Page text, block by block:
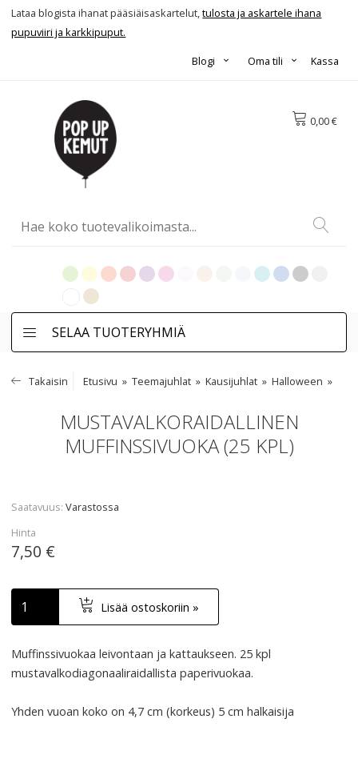
Lataa blogista ihanat pääsiäisaskartelut,tulosta ja askartele ihana
pupuviiri ja karkkipuput.
Kassa
Oma tili
Blogi
0,00 €
SELAA TUOTERYHMIÄ
Takaisin Etusivu Teemajuhlat Kausijuhlat Halloween
MUSTAVALKORAIDALLINEN
MUFFINSSIVUOKA (25 KPL)
Saatavuus Varastossa
Hinta
7,50 €
Lisää ostoskoriin »
Muffinssivuokaa leivontaan ja kattaukseen. 25 kpl
mustavalkodiagonaaliraidallista paperivuokaa.
Yhden vuoan koko on 4,7 cm (korkeus) 5 cm halkaisija